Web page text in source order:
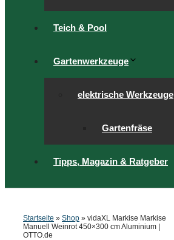
Teich & Pool
Gartenwerkzeuge
elektrische Werkzeuge
Gartenfräse
Tipps, Magazin & Ratgeber
Startseite » Shop » vidaXL Markise Markise
Manuell Weinrot 450×300 cm Aluminium |
OTTO.de